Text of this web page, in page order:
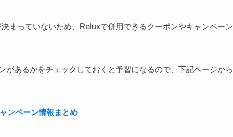
まっていないため、Reluxで併用できるクーポンやキャンペーン
があるかをチェックしておくと予習になるので、下記ページから
ンペーン情報まとめ